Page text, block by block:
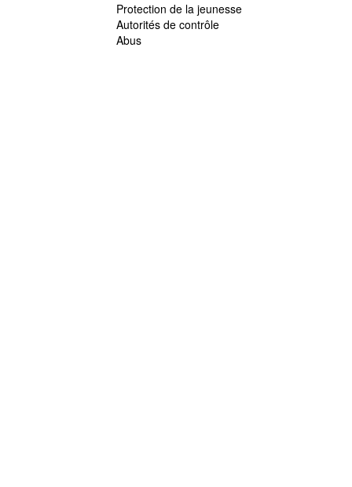
Protection de la jeunesse
Autorités de contrôle
Abus